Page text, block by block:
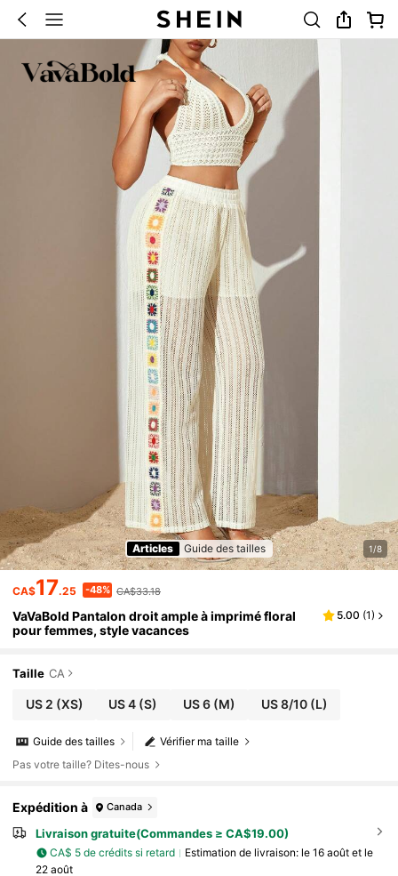
Articles Guide des tailles 1/8
CA$17.25 -48% CA$33.18
VaVaBold Pantalon droit ample à imprimé floral
pour femmes, style vacances
5.00 (1)
Taille CA
US 2 (XS) US 4 (S) US 6(M) US 8/10(L)
Vérifier ma taille
Guide des tailles
Pas votre taille? Dites-nous
Expédition à Canada
Livraison gratuite(Commandes ≥ CA$19.00)
CA$ 5 de crédits si retard Estimation de livraison: le 16 août et le
22 août